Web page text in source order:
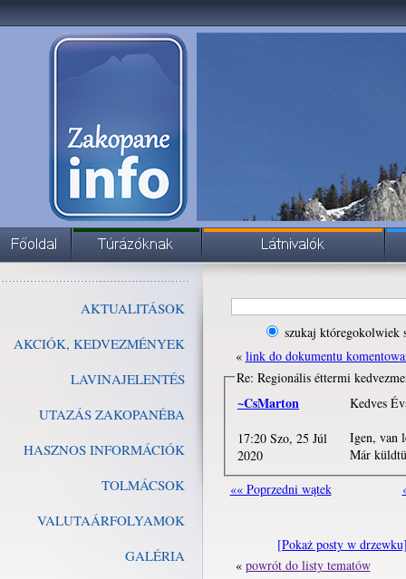
AKTUALITÁSOK
AKCIÓK, KEDVEZMÉNYEK
LAVINAJELENTÉS
UTAZÁS ZAKOPANÉBA
HASZNOS INFORMÁCIÓK
TOLMÁCSOK
VALUTAÁRFOLYAMOK
GALÉRIA
szukaj któregokolwiek
« link do dokumentu
~CsMarton
17:20 Szo, 25 Júl
2020
Kedves
Igen, van
Már
«« Poprzedni wątek
[Pokaż posty w
« powrót do listy tematów